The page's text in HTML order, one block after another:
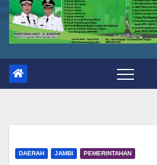
DAERAH JAMBI PEMERINTAHAN